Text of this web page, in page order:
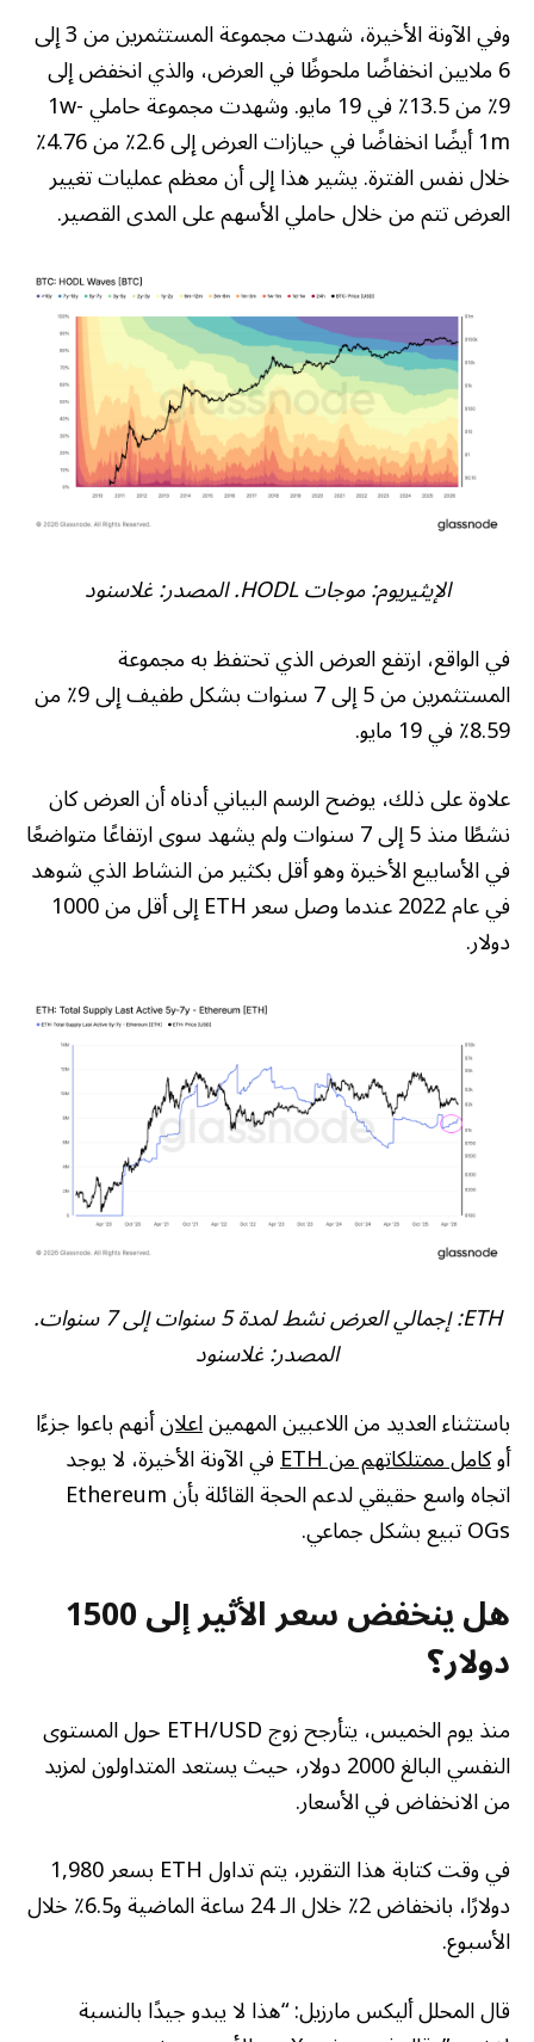
وفي الآونة الأخيرة، شهدت مجموعة المستثمرين من 3 إلى
6 ملايين انخفاضًا ملحوظًا في العرض، والذي انخفض إلى
9٪ من 13.5٪ في 19 مايو. وشهدت مجموعة حاملي 1w-
1m أيضًا انخفاضًا في حيازات العرض إلى 2.6٪ من 4.76٪
خلال نفس الفترة. يشير هذا إلى أن معظم عمليات تغيير
العرض تتم من خلال حاملي الأسهم على المدى القصير.
الإيثيريوم: موجات HODL. المصدر: غلاسنود
في الواقع، ارتفع العرض الذي تحتفظ به مجموعة
المستثمرين من 5 إلى 7 سنوات بشكل طفيف إلى 9٪ من
8.59٪ في 19 مايو.
علاوة على ذلك، يوضح الرسم البياني أدناه أن العرض كان
نشطًا منذ 5 إلى 7 سنوات ولم يشهد سوى ارتفاعًا متواضعًا
في الأسابيع الأخيرة وهو أقل بكثير من النشاط الذي شوهد
في عام 2022 عندما وصل سعر ETH إلى أقل من 1000
دولار.
ETH: إجمالي العرض نشط لمدة 5 سنوات إلى 7 سنوات.
المصدر: غلاسنود
باستثناء العديد من اللاعبين المهميناعلانأنهم باعوا جزءًا
أوكامل ممتلكاتهم من ETH في الآونة الأخيرة، لا يوجد
اتجاه واسع حقيقي لدعم الحجة القائلة بأن Ethereum
OGs تبيع بشكل جماعي.
هل ينخفض ​​سعر الأثير إلى 1500
دولار؟
منذ يوم الخميس، يتأرجح زوج ETH/USD حول المستوى
النفسي البالغ 2000 دولار، حيث يستعد المتداولون لمزيد
من الانخفاض في الأسعار.
في وقت كتابة هذا التقرير، يتم تداول ETH بسعر 1,980
دولارًا، بانخفاض 2٪ خلال الـ 24 ساعة الماضية و6.5٪ خلال
الأسبوع.
قال المحلل أليكس مارزيل: “هذا لا يبدو جيدًا بالنسبة